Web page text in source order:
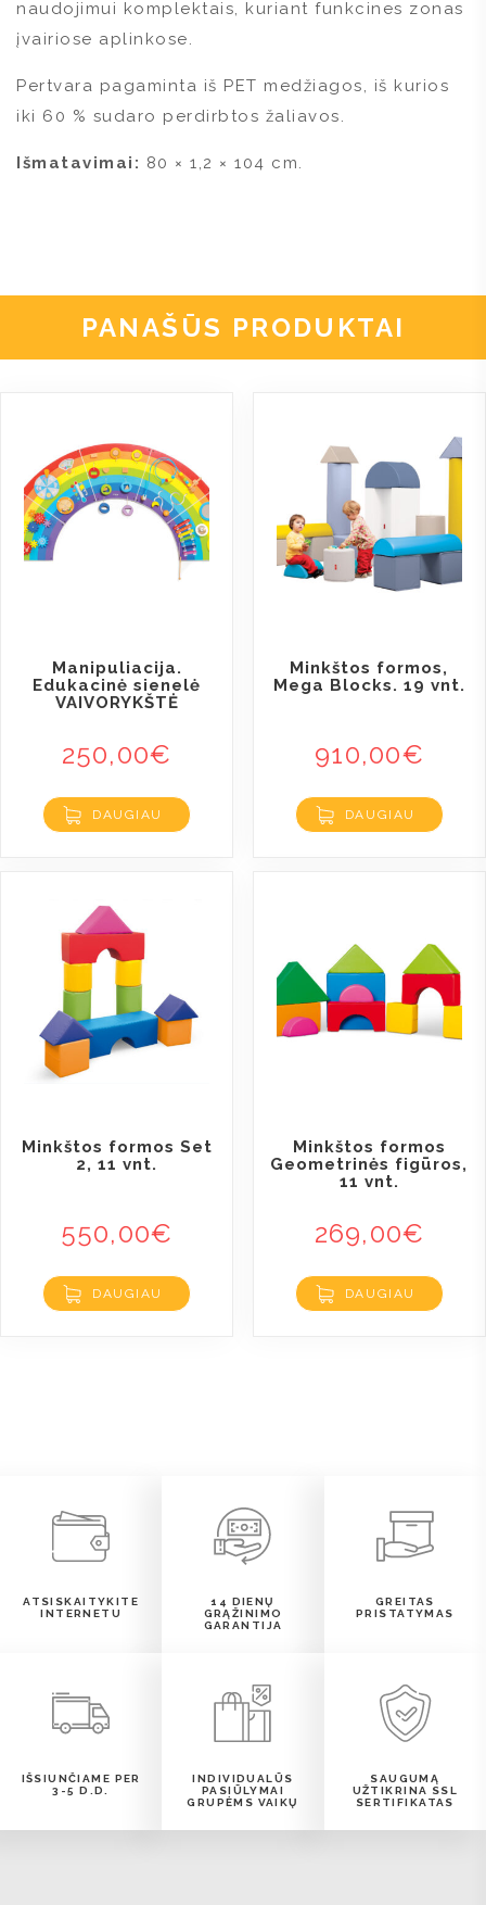
naudojimui komplektais, kuriant funkcines zonas
įvairiose aplinkose.
Pertvara pagaminta iš PET medžiagos, iš kurios
iki 60 % sudaro perdirbtos žaliavos.
Išmatavimai: 80 × 1,2 × 104 cm.
PANAŠŪS PRODUKTAI
Manipuliacija.
Edukacinė sienelė
VAIVORYKŠTĖ
250,00€
DAUGIAU
Minkštos formos,
Mega Blocks. 19 vnt.
910,00€
DAUGIAU
Minkštos formos Set
2, 11 vnt.
550,00€
DAUGIAU
Minkštos formos
Geometrinės figūros,
11 vnt.
269,00€
DAUGIAU
ATSISKAITYKITE
INTERNETU
14 DIENŲ
GRĄŽINIMO
GARANTIJA
GREITAS
PRISTATYMAS
IŠSIUNČIAME PER
3-5 D.D.
INDIVIDUALŪS
PASIŪLYMAI
GRUPĖMS VAIKŲ
SAUGUMĄ
UŽTIKRINA SSL
SERTIFIKATAS